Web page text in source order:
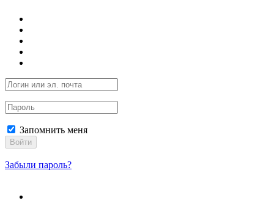
Запомнить меня
Войти
Забыли пароль?